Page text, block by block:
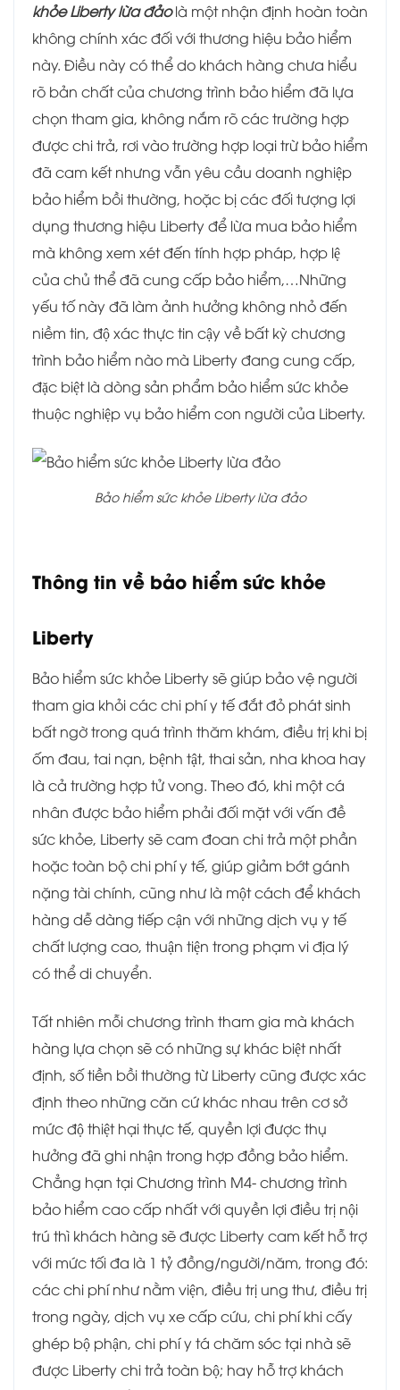
khỏe Liberty lừa đảolà một nhận định hoàn toàn
không chính xác đối với thương hiệu bảo hiểm
này. Điều này có thể do khách hàng chưa hiểu
rõ bản chất của chương trình bảo hiểm đã lựa
chọn tham gia, không nắm rõ các trường hợp
được chi trả, rơi vào trường hợp loại trừ bảo hiểm
đã cam kết nhưng vẫn yêu cầu doanh nghiệp
bảo hiểm bồi thường, hoặc bị các đối tượng lợi
dụng thương hiệu Liberty để lừa mua bảo hiểm
mà không xem xét đến tính hợp pháp, hợp lệ
của chủ thể đã cung cấp bảo hiểm,…Những
yếu tố này đã làm ảnh hưởng không nhỏ đến
niềm tin, độ xác thực tin cậy về bất kỳ chương
trình bảo hiểm nào mà Liberty đang cung cấp,
đặc biệt là dòng sản phẩm bảo hiểm sức khỏe
thuộc nghiệp vụ bảo hiểm con người của Liberty.
Bảo hiểm sức khỏe Liberty lừa đảo
Thông tin về bảo hiểm sức khỏe
Liberty
Bảo hiểm sức khỏe Liberty sẽ giúp bảo vệ người
tham gia khỏi các chi phí y tế đắt đỏ phát sinh
bất ngờ trong quá trình thăm khám, điều trị khi bị
ốm đau, tai nạn, bệnh tật, thai sản, nha khoa hay
là cả trường hợp tử vong. Theo đó, khi một cá
nhân được bảo hiểm phải đối mặt với vấn đề
sức khỏe, Liberty sẽ cam đoan chi trả một phần
hoặc toàn bộ chi phí y tế, giúp giảm bớt gánh
nặng tài chính, cũng như là một cách để khách
hàng dễ dàng tiếp cận với những dịch vụ y tế
chất lượng cao, thuận tiện trong phạm vi địa lý
có thể di chuyển.
Tất nhiên mỗi chương trình tham gia mà khách
hàng lựa chọn sẽ có những sự khác biệt nhất
định, số tiền bồi thường từ Liberty cũng được xác
định theo những căn cứ khác nhau trên cơ sở
mức độ thiệt hại thực tế, quyền lợi được thụ
hưởng đã ghi nhận trong hợp đồng bảo hiểm.
Chẳng hạn tại Chương trình M4- chương trình
bảo hiểm cao cấp nhất với quyền lợi điều trị nội
trú thì khách hàng sẽ được Liberty cam kết hỗ trợ
với mức tối đa là 1 tỷ đồng/người/năm, trong đó:
các chi phí như nằm viện, điều trị ung thư, điều trị
trong ngày, dịch vụ xe cấp cứu, chi phí khi cấy
ghép bộ phận, chi phí y tá chăm sóc tại nhà sẽ
được Liberty chi trả toàn bộ; hay hỗ trợ khách